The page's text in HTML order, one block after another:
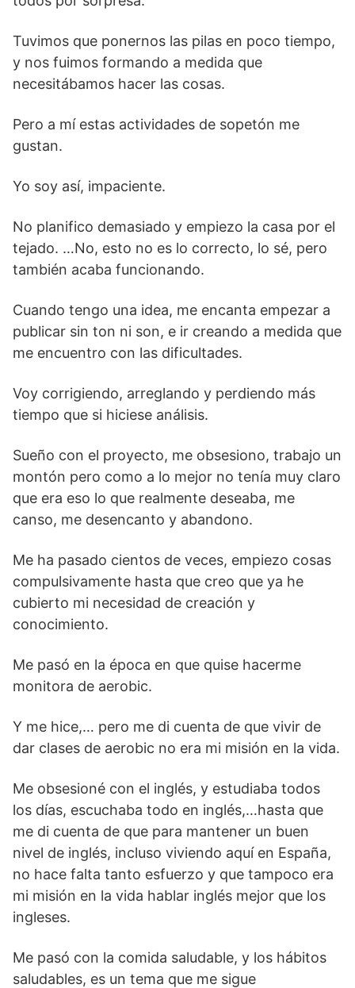
Tuvimos que ponernos las pilas en poco tiempo,
y nos fuimos formando a medida que
necesitábamos hacer las cosas.
Pero a mí estas actividades de sopetón me
gustan.
Yo soy así, impaciente.
No planifico demasiado y empiezo la casa por el
tejado. …No, esto no es lo correcto, lo sé, pero
también acaba funcionando.
Cuando tengo una idea, me encanta empezar a
publicar sin ton ni son, e ir creando a medida que
me encuentro con las dificultades.
Voy corrigiendo, arreglando y perdiendo más
tiempo que si hiciese análisis.
Sueño con el proyecto, me obsesiono, trabajo un
montón pero como a lo mejor no tenía muy claro
que era eso lo que realmente deseaba, me
canso, me desencanto y abandono.
Me ha pasado cientos de veces, empiezo cosas
compulsivamente hasta que creo que ya he
cubierto mi necesidad de creación y
conocimiento.
Me pasó en la época en que quise hacerme
monitora de aerobic.
Y me hice,… pero me di cuenta de que vivir de
dar clases de aerobic no era mi misión en la vida.
Me obsesioné con el inglés, y estudiaba todos
los días, escuchaba todo en inglés,…hasta que
me di cuenta de que para mantener un buen
nivel de inglés, incluso viviendo aquí en España,
no hace falta tanto esfuerzo y que tampoco era
mi misión en la vida hablar inglés mejor que los
ingleses.
Me pasó con la comida saludable, y los hábitos
saludables, es un tema que me sigue